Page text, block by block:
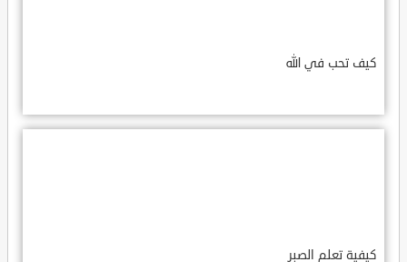
كيف تحب في الله
كيفية تعلم الصبر